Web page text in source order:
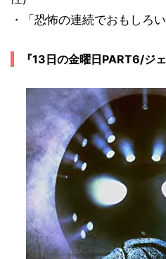
・「恐怖の連続でおもしろ
『13日の金曜日PART6/ジ